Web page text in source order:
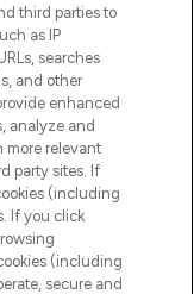
gratis
third parties to
as IP
searches
and other
enhanced
analyze and
more relevant
party sites. If
(including
If you click
(including
secure and